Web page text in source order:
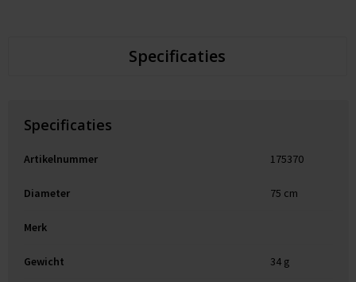
Specificaties
Specificaties
Artikelnummer 175370
Diameter 75 cm
Merk
Gewicht 34 g